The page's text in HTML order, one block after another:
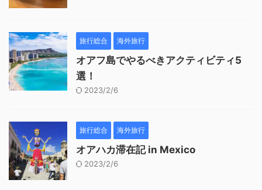
旅行総合 海外旅行
オアフ島でやるべきアクティビティ5
選！
2023/2/6
旅行総合 海外旅行
オアハカ滞在記 in Mexico
2023/2/6